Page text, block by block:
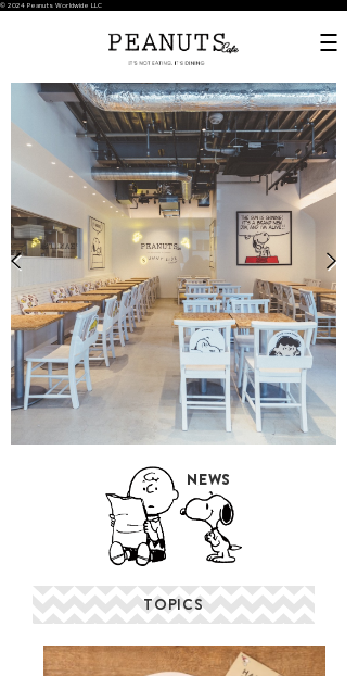
© 2024 Peanuts Worldwide LLC
NEWS
TOPICS